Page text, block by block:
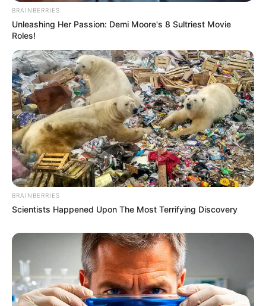
BRAINBERRIES
Unleashing Her Passion: Demi Moore's 8 Sultriest Movie
Roles!
BRAINBERRIES
Scientists Happened Upon The Most Terrifying Discovery